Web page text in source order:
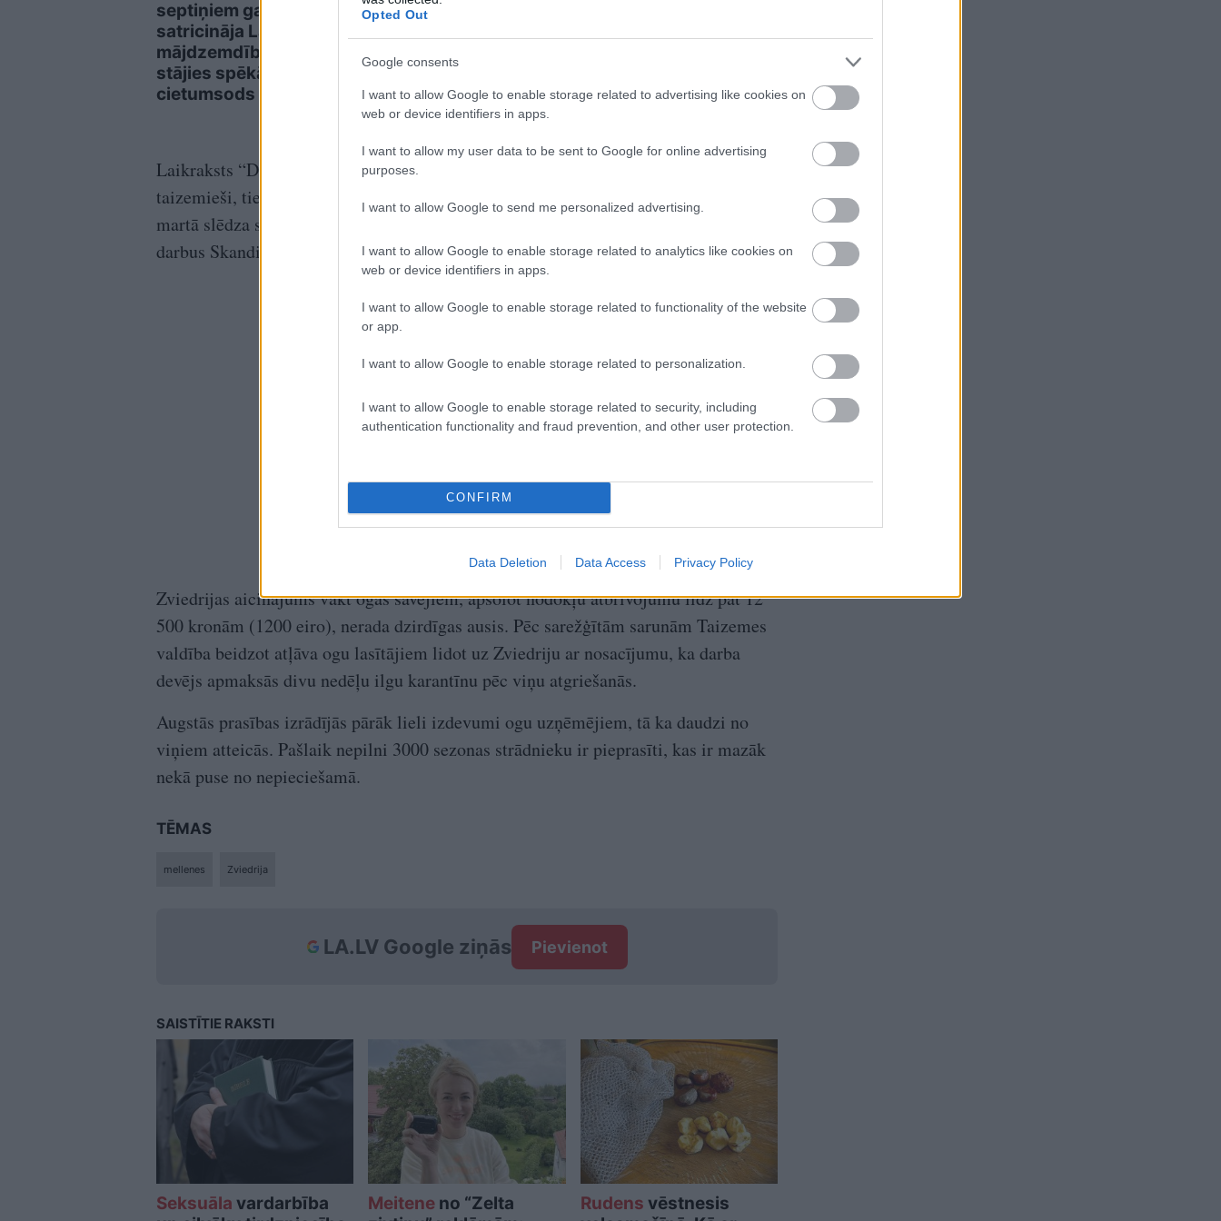
Opted Out
Google consents
I want to allow Google to enable storage related to advertising like cookies on
web or device identifiers in apps.
I want to allow my user data to be sent to Google for online advertising
purposes.
I want to allow Google to send me personalized advertising.
I want to allow Google to enable storage related to analytics like cookies on
web or device identifiers in apps.
I want to allow Google to enable storage related to functionality of the website
or app.
I want to allow Google to enable storage related to personalization.
I want to allow Google to enable storage related to security, including
authentication functionality and fraud prevention, and other user protection.
CONFIRM
Data Deletion Data Access Privacy Policy
septiņiem gadiem
satricināja Latviju:
mājdzemdību lietā
stājies spēkā
cietumsods
daudzi! Pēc “Maxima”
brīdina citus
autovadītājus
neuzkāpt uz tā paša
grābekļa
Laikraksts “Dagens Nyheter” secina, ka apmēram četri no pieciem ogu lasītājiem ir
taizemieši, tie citi – no Ukrainas un Bulgārijas. Koronavīrusa laikā Ukraina jau
martā slēdza savas robežas ar ES, Taizemes Darba ministrija aizliedza sezonas
darbus Skandināvijā.
Zviedrijas aicinājums vākt ogas savējiem, apsolot nodokļu atbrīvojumu līdz pat 12
500 kronām (1200 eiro), nerada dzirdīgas ausis. Pēc sarežģītām sarunām Taizemes
valdība beidzot atļāva ogu lasītājiem lidot uz Zviedriju ar nosacījumu, ka darba
devējs apmaksās divu nedēļu ilgu karantīnu pēc viņu atgriešanās.
Augstās prasības izrādījās pārāk lieli izdevumi ogu uzņēmējiem, tā ka daudzi no
viņiem atteicās. Pašlaik nepilni 3000 sezonas strādnieku ir pieprasīti, kas ir mazāk
nekā puse no nepieciešamā.
TĒMAS
mellenes Zviedrija
LA.LV Google ziņās Pievienot
SAISTĪTIE RAKSTI
Seksuāla vardarbība
Meitene no “Zelta
Rudens vēstnesis